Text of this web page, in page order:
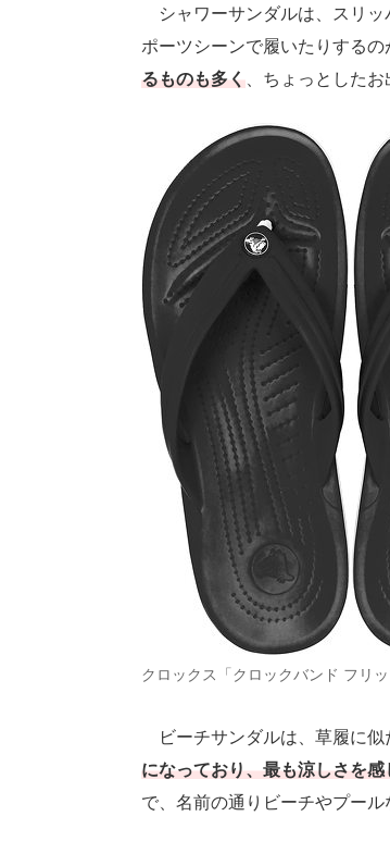
シャワーサンダルは、スリッ
ポーツシーンで履いたりするの
るものも多く 、ちょっとした
クロックス「クロックバンド フリッ
ビーチサンダルは、草履に似
になっており、最も涼しさを感
で、名前の通りビーチやプール